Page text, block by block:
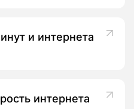
и интернета
интернета